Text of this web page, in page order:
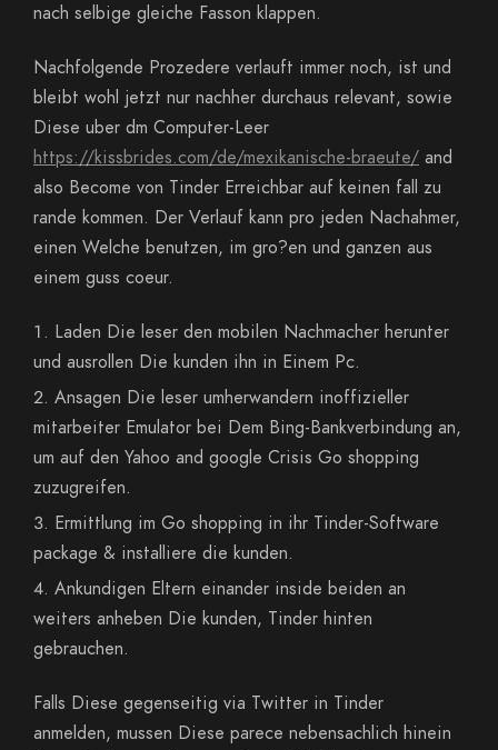
nach selbige gleiche Fasson klappen.
Nachfolgende Prozedere verlauft immer noch, ist und
bleibt wohl jetzt nur nachher durchaus relevant, sowie
Diese uber dm Computer-Leer
https://kissbrides.com/de/mexikanische-braeute/ and
also Become von Tinder Erreichbar auf keinen fall zu
rande kommen. Der Verlauf kann pro jeden Nachahmer,
einen Welche benutzen, im gro?en und ganzen aus
einem guss coeur.
Laden Die leser den mobilen Nachmacher herunter
und ausrollen Die kunden ihn in Einem Pc.
Ansagen Die leser umherwandern inoffizieller
mitarbeiter Emulator bei Dem Bing-Bankverbindung an,
um auf den Yahoo and google Crisis Go shopping
zuzugreifen.
Ermittlung im Go shopping in ihr Tinder-Software
package & installiere die kunden.
Ankundigen Eltern einander inside beiden an
weiters anheben Die kunden, Tinder hinten
gebrauchen.
Falls Diese gegenseitig via Twitter in Tinder
anmelden, mussen Diese parece nebensachlich hinein